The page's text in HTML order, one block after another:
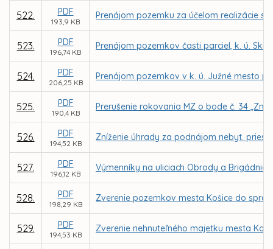
522. PDF
193,9 KB
Prenájom pozemku za účelom realizácie
523. PDF
196,74 KB
Prenájom pozemkov časti parciel, k. ú.
524. PDF
206,25 KB
Prenájom pozemkov v k. ú. Južné mesto
525. PDF
190,4 KB
Prerušenie rokovania MZ o bode č. 34
526. PDF
194,52 KB
Zníženie úhrady za podnájom nebyt.
527. PDF
196,12 KB
Výmenníky na uliciach Obrody a
528. PDF
198,29 KB
Zverenie pozemkov mesta Košice do
529. PDF
194,53 KB
Zverenie nehnuteľného majetku mesta